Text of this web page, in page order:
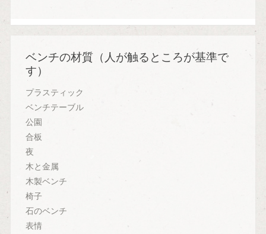
ベンチの材質（人が触るところが基準で
す）
プラスティック
ベンチテーブル
公園
合板
夜
木と金属
木製ベンチ
椅子
石のベンチ
表情